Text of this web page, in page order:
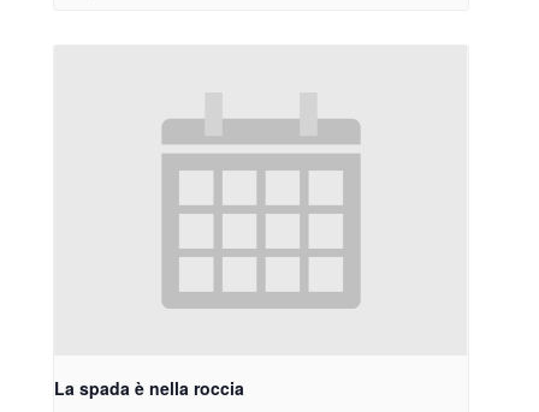
La spada è nella roccia